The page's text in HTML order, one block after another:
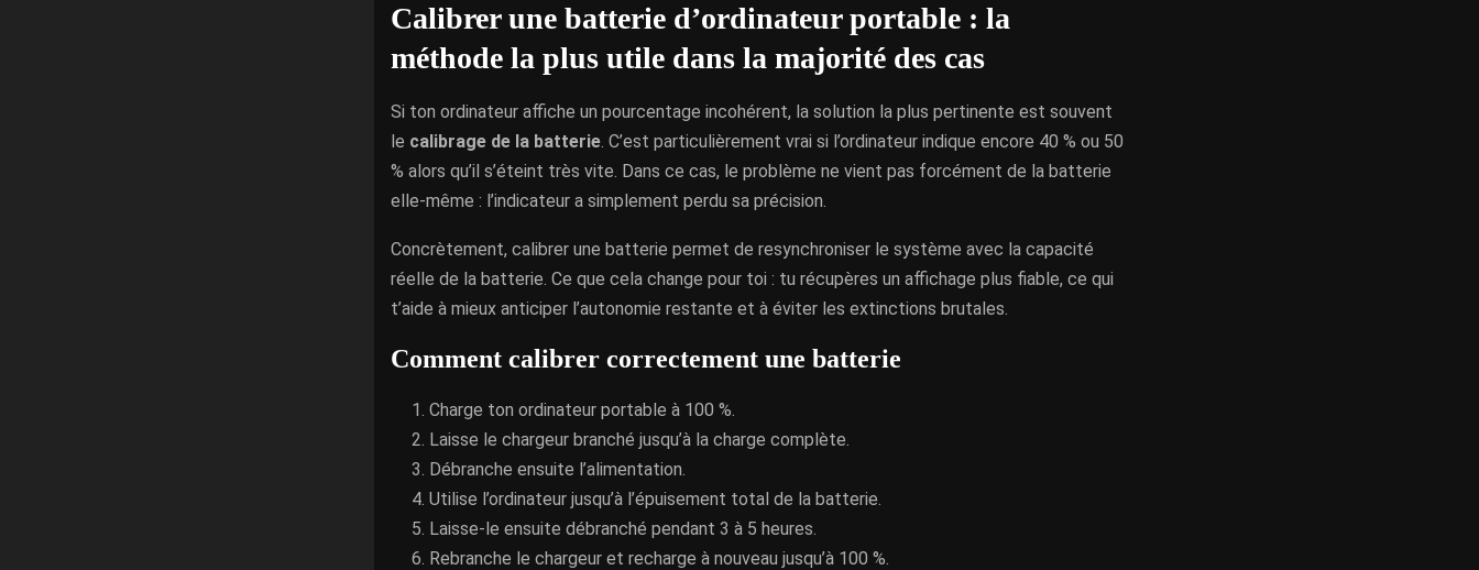
Calibrer une batterie d’ordinateur portable : la
méthode la plus utile dans la majorité des cas
Si ton ordinateur affiche un pourcentage incohérent, la solution la plus pertinente est souvent
le calibrage de la batterie. C’est particulièrement vrai si l’ordinateur indique encore 40 % ou 50
% alors qu’il s’éteint très vite. Dans ce cas, le problème ne vient pas forcément de la batterie
elle-même : l’indicateur a simplement perdu sa précision.
Concrètement, calibrer une batterie permet de resynchroniser le système avec la capacité
réelle de la batterie. Ce que cela change pour toi : tu récupères un affichage plus fiable, ce qui
t’aide à mieux anticiper l’autonomie restante et à éviter les extinctions brutales.
Comment calibrer correctement une batterie
Charge ton ordinateur portable à 100 %.
Laisse le chargeur branché jusqu’à la charge complète.
Débranche ensuite l’alimentation.
Utilise l’ordinateur jusqu’à l’épuisement total de la batterie.
Laisse-le ensuite débranché pendant 3 à 5 heures.
Rebranche le chargeur et recharge à nouveau jusqu’à 100 %.